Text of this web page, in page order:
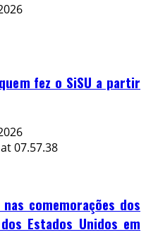
fez o SiSU a partir
comemorações dos
Estados Unidos em